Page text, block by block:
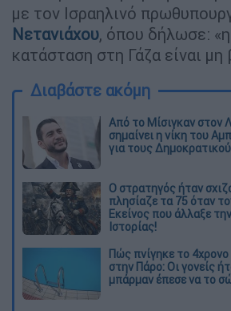
με τον Ισραηλινό
Νετανιάχου, όπου δήλωσε:
κατάσταση στη Γάζα είναι μη
Διαβάστε ακόμη
Από το Μίσιγκαν στον
σημαίνει η νίκη του
για τους
O στρατηγός ήταν
πλησίαζε τα 75 όταν
Εκείνος που άλλαξε
Ιστορίας!
Πώς πνίγηκε το 4χρονο
στην Πάρο: Οι γονείς
μπάρμαν έπεσε να το